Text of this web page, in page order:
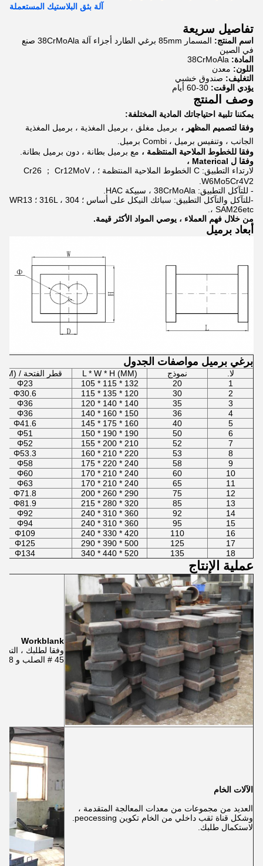
آلة بثق البلاستيك المستعملة
تفاصيل سريعة
اسم المنتج:
المسمار 85mm برغي الطارد أجزاء آلة 38CrMoAla صنع
في الصين
المادة:
اللون: معدن
التغليف: صندوق خشبي
يؤدي الوقت:
وصف المنتج
يمكننا تلبية احتياجاتك المادية المختلفة:
وفقا لتصميم المظهر ، برميل مغلق ، برميل المغذية ، برميل المغذية
الجانب ، وتنفيس برميل ، Combi برميل.
وفقا للخطوط الملاحية المنتظمة ، مع برميل بطانة ، دون برميل بطانة.
وفقا ل Materical ،
لارتداء التطبيق: C الخطوط الملاحية المنتظمة ؛ Cr26 ； Cr12MoV ،
W6Mo5Cr4V2.
- للتآكل التطبيق: 38CrMoAla ، سبيكة HAC.
-للتآكل والتآكل التطبيق: سبائك النيكل على أساس ؛ 316L ، 304 ؛ WR13
، SAM26etc.
من خلال فهم العملاء ، يوصي المواد الأكثر قيمة.
أبعاد برميل
برغي برميل مواصفات الجدول
لا. نموذج L * W * H (MM)
قطر الفتحة / Φ (MM)
1
20
132 * 115 * 105
Φ23
2
30
120 * 135 * 115
Φ30.6
3
35
140 * 140 * 120
Φ36
4
36
150 * 160 * 140
Φ36
5
40
160 * 175 * 145
Φ41.6
6
50
190 * 190 * 150
Φ51
7
52
210 * 200 * 155
Φ52
8
53
220 * 210 * 160
Φ53.3
9
58
240 * 220 * 175
Φ58
10
60
240 * 210 * 170
Φ60
11
65
240 * 210 * 170
Φ63
12
75
290 * 260 * 200
Φ71.8
13
85
320 * 280 * 215
Φ81.9
14
92
360 * 310 * 240
Φ92
15
95
360 * 310 * 240
Φ94
16
110
420 * 330 * 240
Φ109
17
125
500 * 390 * 290
Φ125
18
135
520 * 440 * 340
Φ134
عملية الإنتاج
Workblank
45 # الصلب و 38 crmoall عالية quaily.
الآلات الخام
العديد من مجموعات من معدات المعالجة المتقدمة ،
وشكل قناة ثقب داخلي من الخام تكوين peocessing.
لاستكمال طلبك.